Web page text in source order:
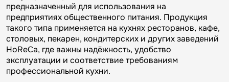
предназначенный для использования на
предприятиях общественного питания. Продукция
такого типа применяется на кухнях ресторанов, кафе,
столовых, пекарен, кондитерских и других заведений
HoReCa, где важны надёжность, удобство
эксплуатации и соответствие требованиям
профессиональной кухни.